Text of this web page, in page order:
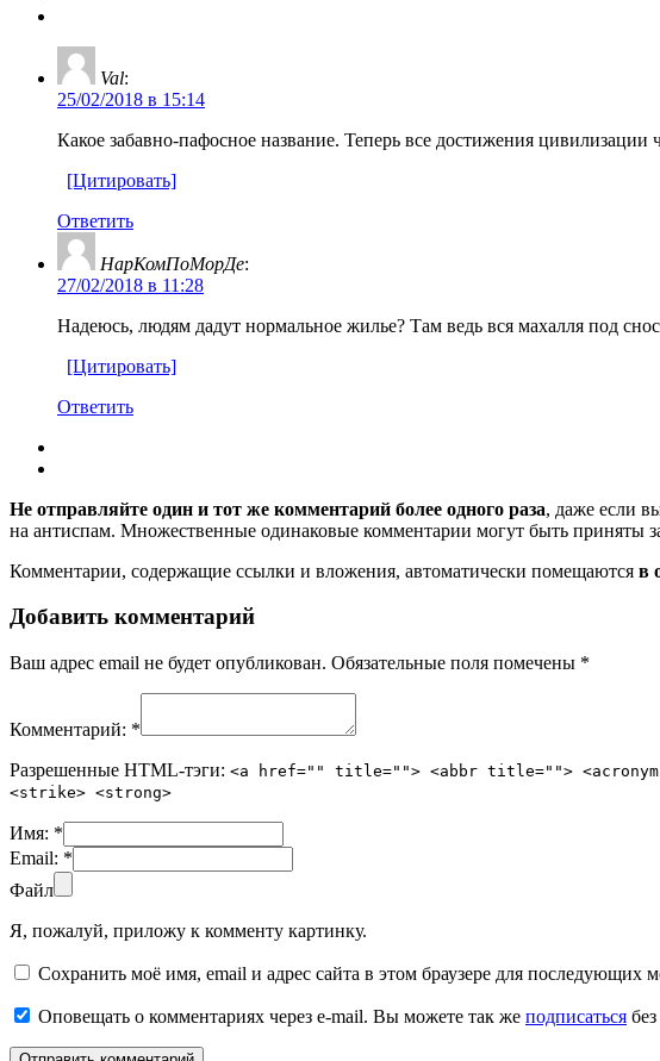
Val:
25/02/2018 в 15:14
Какое забавно-пафосное название. Теперь все достижения цивилизации
[Цитировать]
Ответить
НарКомПоМорДе:
27/02/2018 в 11:28
Надеюсь, людям дадут нормальное жилье? Там ведь вся махалля под
[Цитировать]
Ответить
Не отправляйте один и тот же комментарий более одного раза, даже если
на антиспам. Множественные одинаковые комментарии могут быть приняты
Комментарии, содержащие ссылки и вложения, автоматически помещаются в
Добавить комментарий
Ваш адрес email не будет опубликован. Обязательные поля помечены *
Комментарий: *
Разрешенные HTML-тэги: <a href="" title=""> <abbr title=""> <acronym
<strike> <strong>
Имя: *
Email: *
Файл
Я, пожалуй, приложу к комменту картинку.
Сохранить моё имя, email и адрес сайта в этом браузере для последующих
Оповещать о комментариях через e-mail. Вы можете так же подписаться